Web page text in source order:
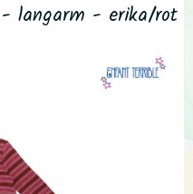
langarm - erika/rot